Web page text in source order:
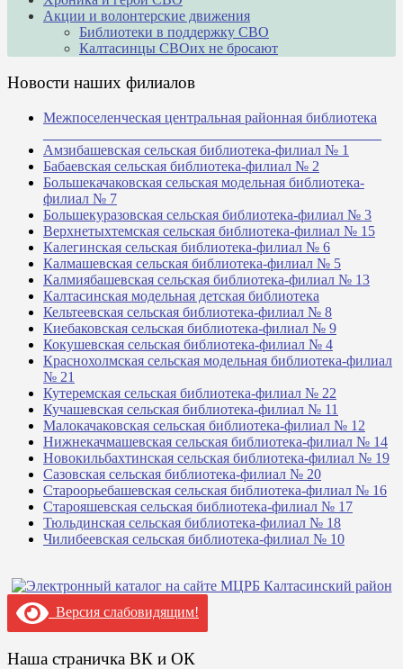
Акции и волонтерские движения
Библиотеки в поддержку СВО
Калтасинцы СВОих не бросают
Новости наших филиалов
Межпоселенческая центральная районная библиотека
Амзибашевская сельская библиотека-филиал № 1
Бабаевская сельская библиотека-филиал № 2
Большекачаковская сельская модельная библиотека-
филиал № 7
Большекуразовская сельская библиотека-филиал № 3
Верхнетыхтемская сельская библиотека-филиал № 15
Калегинская сельская библиотека-филиал № 6
Калмашевская сельская библиотека-филиал № 5
Калмиябашевская сельская библиотека-филиал № 13
Калтасинская модельная детская библиотека
Кельтеевская сельская библиотека-филиал № 8
Киебаковская сельская библиотека-филиал № 9
Кокушевская сельская библиотека-филиал № 4
Краснохолмская сельская модельная библиотека-филиал
№ 21
Кутеремская сельская библиотека-филиал № 22
Кучашевская сельская библиотека-филиал № 11
Малокачаковская сельская библиотека-филиал № 12
Нижнекачмашевская сельская библиотека-филиал № 14
Новокильбахтинская сельская библиотека-филиал № 19
Сазовская сельская библиотека-филиал № 20
Староорьебашевская сельская библиотека-филиал № 16
Старояшевская сельская библиотека-филиал № 17
Тюльдинская сельская библиотека-филиал № 18
Чилибеевская сельская библиотека-филиал № 10
Версия слабовидящим!
Наша страничка ВК и ОК